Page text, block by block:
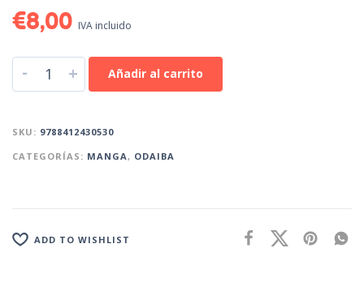
€8,00 IVA incluido
- + Añadir al carrito
SKU: 9788412430530
CATEGORÍAS: MANGA, ODAIBA
ADD TO WISHLIST